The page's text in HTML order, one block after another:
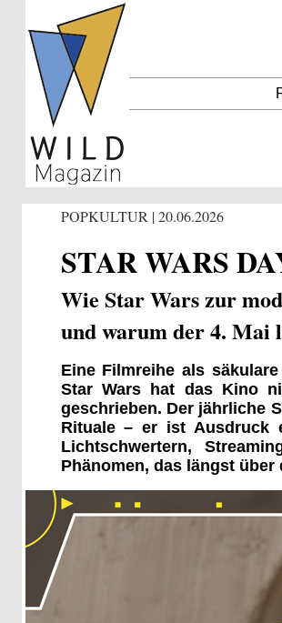
POPKULTUR | 20.06.2026
STAR WARS
Wie Star Wars zur
und warum der 4. Mai
Eine Filmreihe als
Star Wars hat das Kino
geschrieben. Der jährliche
Rituale – er ist Ausdruck
Lichtschwertern,
Phänomen, das längst